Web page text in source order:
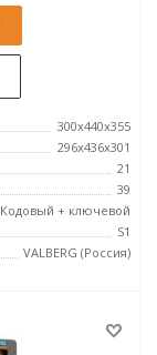
300x440x355
296х436х301
21
39
Кодовый + ключевой
S1
VALBERG (Россия)